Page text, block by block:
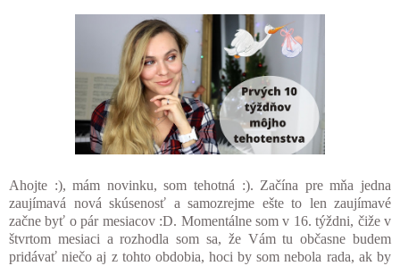
Ahojte :), mám novinku, som tehotná :). Začína pre mňa jedna
zaujímavá nová skúsenosť a samozrejme ešte to len zaujímavé
začne byť o pár mesiacov :D. Momentálne som v 16. týždni, čiže v
štvrtom mesiaci a rozhodla som sa, že Vám tu občasne budem
pridávať niečo aj z tohto obdobia, hoci by som nebola rada, ak by